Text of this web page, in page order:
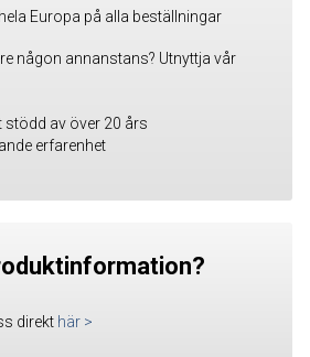
Europa på alla beställningar
någon annanstans? Utnyttja vår
stödd av över 20 års
erfarenhet
direkt här >